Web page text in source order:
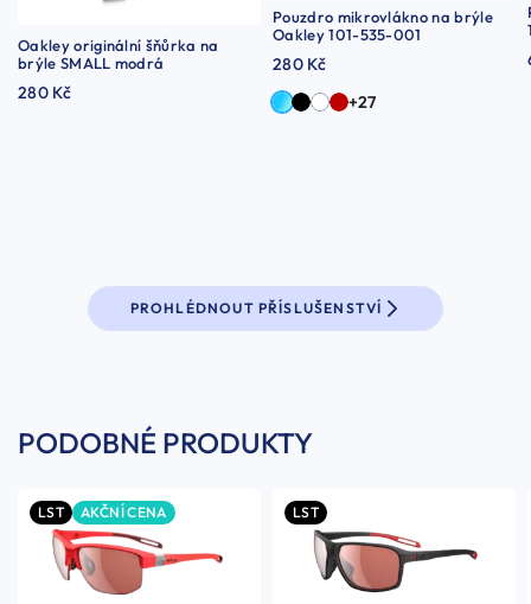
Oakley originální šňůrka na
brýle SMALL modrá
280 Kč
Pouzdro mikrovlákno na brýle
Oakley 101-535-001
280 Kč
+27
PROHLÉDNOUT PŘÍSLUŠENSTVÍ
PODOBNÉ PRODUKTY
LST AKČNÍ CENA LST